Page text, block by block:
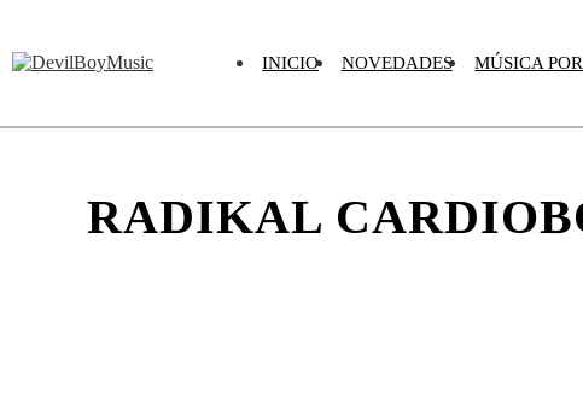
INICIO NOVEDADES MÚSICA
RADIKAL